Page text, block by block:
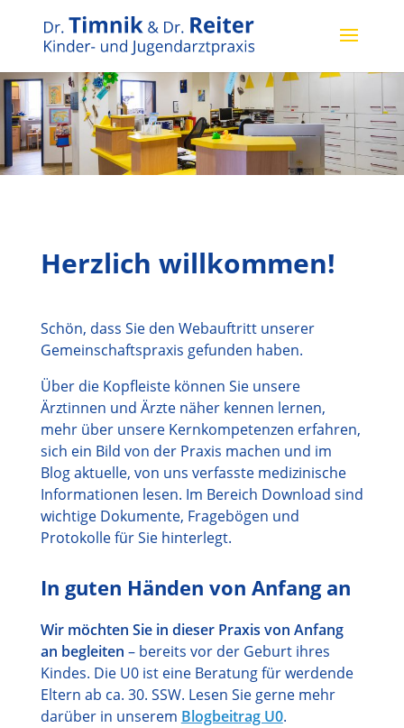
Herzlich willkommen!
Schön, dass Sie den Webauftritt unserer
Gemeinschaftspraxis gefunden haben.
Über die Kopfleiste können Sie unsere
Ärztinnen und Ärzte näher kennen lernen,
mehr über unsere Kernkompetenzen erfahren,
sich ein Bild von der Praxis machen und im
Blog aktuelle, von uns verfasste medizinische
Informationen lesen. Im Bereich Download sind
wichtige Dokumente, Fragebögen und
Protokolle für Sie hinterlegt.
In guten Händen von Anfang an
Wir möchten Sie in dieser Praxis von Anfang
an begleiten – bereits vor der Geburt ihres
Kindes. Die U0 ist eine Beratung für werdende
Eltern ab ca. 30. SSW. Lesen Sie gerne mehr
darüber in unserem Blogbeitrag U0.